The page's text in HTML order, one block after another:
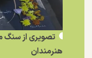
تصویری از سنگ
هنرمندان